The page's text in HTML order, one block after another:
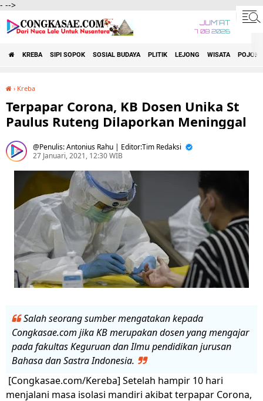
- -->
JUM'AT
7 08 2026
KREBA SIPI SOPOK SOSIAL BUDAYA PLITIK LEJONG WISATA POJOK
› Kreba
Terpapar Corona, KB Dosen Unika St
Paulus Ruteng Dilaporkan Meninggal
Penulis: Antonius Rahu | Editor:Tim Redaksi
27 Januari, 2021, 12:30 WIB
Salah seorang sumber mengatakan kepada
Congkasae.com jika KB merupakan dosen yang mengajar
pada fakultas Keguruan dan Ilmu pendidikan jurusan
Bahasa dan Sastra Indonesia.
[Congkasae.com/Kereba] Setelah hampir 10 hari
menjalani masa isolasi mandiri akibat terpapar Corona,